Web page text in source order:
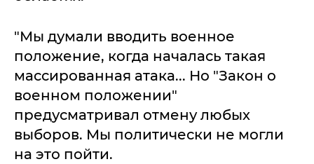
"Мы думали вводить военное
положение, когда началась такая
массированная атака... Но "Закон о
военном положении"
предусматривал отмену любых
выборов. Мы политически не могли
на это пойти.